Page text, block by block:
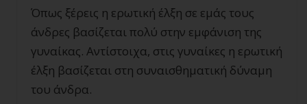
Όπως ξέρεις η ερωτική έλξη σε εμάς τους
άνδρες βασίζεται πολύ στην εμφάνιση της
γυναίκας. Αντίστοιχα, στις γυναίκες η ερωτική
έλξη βασίζεται στη συναισθηματική δύναμη
του άνδρα.